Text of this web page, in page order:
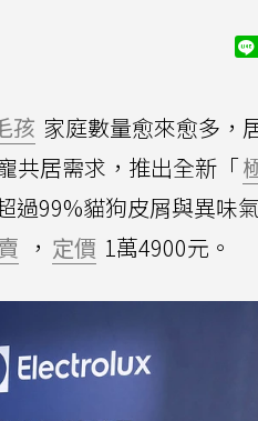
孩 家庭數量愈來愈多，
共居需求，推出全新「
過99%貓狗皮屑與異味
， 定價 1萬4900元。